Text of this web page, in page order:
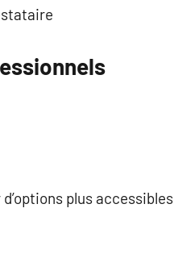
plus accessibles